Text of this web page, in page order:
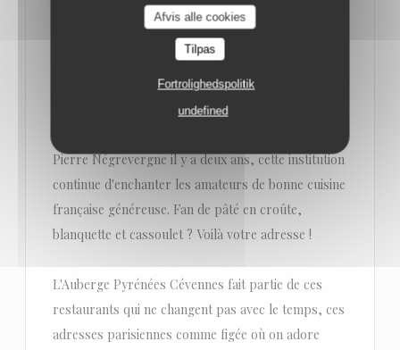
Afvis alle cookies
Tilpas
Fortrolighedspolitik
undefined
L'AUBERGE PYRÉNNÉES CÉVENNES, LE BISTROT
PARISIEN AUTHENTIQUE ET GOURMAND
L'Auberge Pyrénnées Cévennes, c'est le vieux
bistrot Paris 11e, qui nous régale de sa cuisine
Pierre Négrevergne il y a deux ans, cette institution
continue d'enchanter les amateurs de bonne cuisine
française généreuse. Fan de pâté en croûte,
blanquette et cassoulet ? Voilà votre adresse !
L'Auberge Pyrénées Cévennes fait partie de ces
restaurants qui ne changent pas avec le temps, ces
adresses parisiennes comme figée où on adore